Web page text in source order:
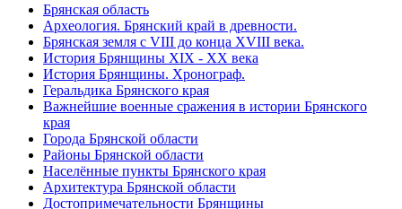
Брянская область
Археология. Брянский край в древности.
Брянская земля с VIII до конца XVIII века.
История Брянщины XIX - XX века
История Брянщины. Хронограф.
Геральдика Брянского края
Важнейшие военные сражения в истории Брянского
края
Города Брянской области
Районы Брянской области
Населённые пункты Брянского края
Архитектура Брянской области
Достопримечательности Брянщины